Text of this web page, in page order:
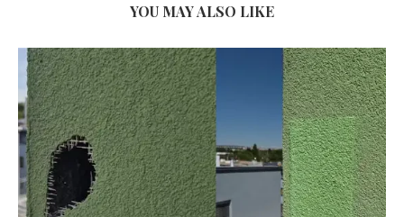
YOU MAY ALSO LIKE